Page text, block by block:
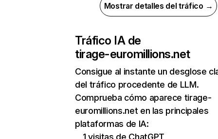
Mostrar detalles del tráfico →
Tráfico IA de
tirage-euromillions.net
Consigue al instante un desglose
del tráfico procedente de LLM.
Comprueba cómo aparece tirage-
euromillions.net en las principales
plataformas de IA:
1 visitas de ChatGPT